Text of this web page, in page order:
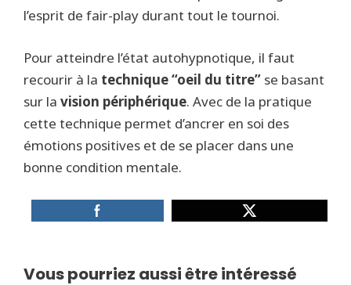
l’esprit de fair-play durant tout le tournoi.
Pour atteindre l’état autohypnotique, il faut
recourir à la technique “oeil du titre” se basant
sur la vision périphérique. Avec de la pratique
cette technique permet d’ancrer en soi des
émotions positives et de se placer dans une
bonne condition mentale.
Vous pourriez aussi être intéressé